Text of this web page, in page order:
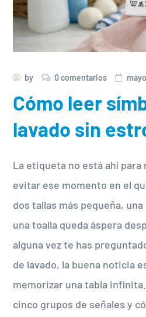
by 0 comentarios
Cómo leer
lavado sin
La etiqueta no está ahí para
evitar ese momento en el
dos tallas más pequeña,
una toalla queda áspera
alguna vez te has
de lavado, la buena noticia
memorizar una tabla
cinco grupos de señales y